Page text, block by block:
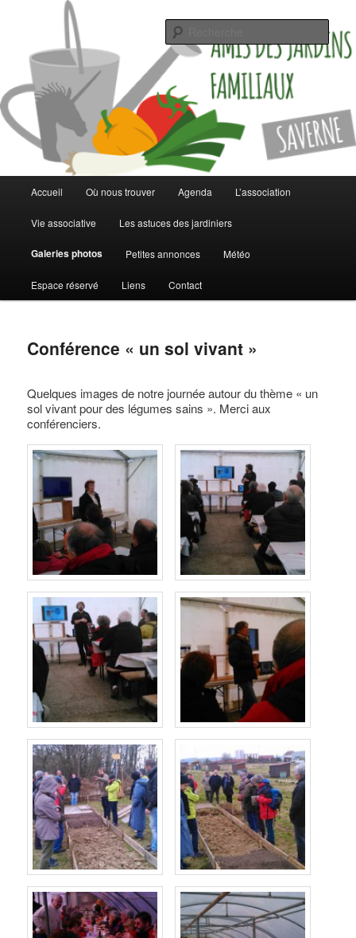
Les jardins familiaux de Saverne
Jardinez malin
principalAller
Aller
Accueil Où nous trouver Agenda L’association
Vie associative Les astuces des jardiniers
Galeries photos Petites annonces Météo
Espace réservé Liens Contact
Conférence « un sol vivant »
Quelques images de notre journée autour du thème « un
sol vivant pour des légumes sains ». Merci aux
conférenciers.